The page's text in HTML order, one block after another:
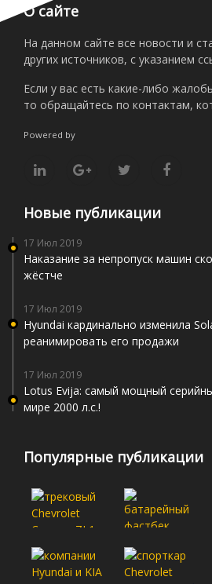
О сайте
На данном сайте все новости и
других источников, с указанием
Если у вас есть какие-либо
то обращайтесь по контактам,
Powered by
Новые публикации
17 Июл 2019
Наказание за непропуск машин
жёстче
17 Июл 2019
Hyundai кардинально изменила
реанимировать его продажи
17 Июл 2019
Lotus Evija: самый мощный
мире 2000 л.с.!
Популярные публикации